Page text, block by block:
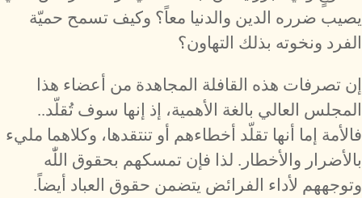
يصيب ضرره الدين والدنيا معاً؟ وكيف تسمح حميّة
الفرد ونخوته بذلك التهاون؟
إن تصرفات هذه القافلة المجاهدة من أعضاء هذا
المجلس العالي بالغة الأهمية، إذ إنها سوف تُقلّد..
فالأمة إما أنها تقلّد أخطاءهم أو تنتقدها، وكلاهما مليء
بالأضرار والأخطار. لذا فإن تمسكهم بحقوق اللّٰه
وتوجههم لأداء الفرائض يتضمن حقوق العباد أيضاً.